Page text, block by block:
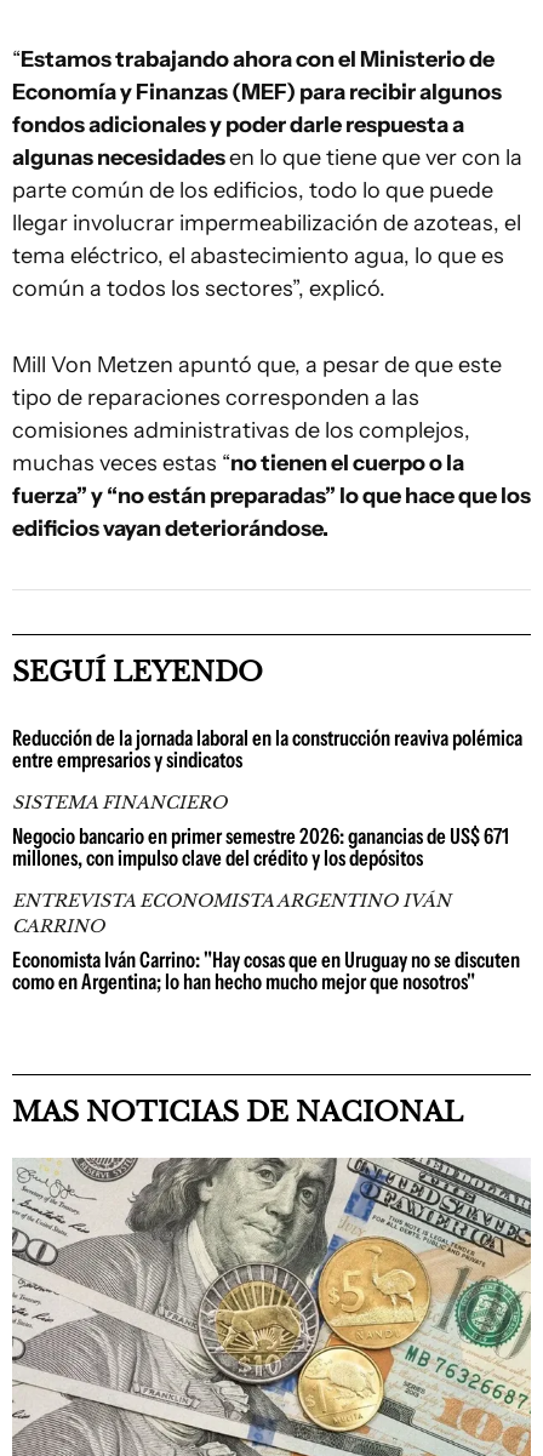
“Estamos trabajando ahora con el Ministerio de
Economía y Finanzas (MEF) para recibir algunos
fondos adicionales y poder darle respuesta a
algunas necesidadesen lo que tiene que ver con la
parte común de los edificios, todo lo que puede
llegar involucrar impermeabilización de azoteas, el
tema eléctrico, el abastecimiento agua, lo que es
común a todos los sectores”, explicó.
Mill Von Metzen apuntó que, a pesar de que este
tipo de reparaciones corresponden a las
comisiones administrativas de los complejos,
muchas veces estas “no tienen el cuerpo o la
fuerza” y “no están preparadas” lo que hace que los
edificios vayan deteriorándose.
SEGUÍ LEYENDO
Reducción de la jornada laboral en la construcción reaviva polémica
entre empresarios y sindicatos
SISTEMA FINANCIERO
Negocio bancario en primer semestre 2026: ganancias de US$ 671
millones, con impulso clave del crédito y los depósitos
ENTREVISTA ECONOMISTA ARGENTINO IVÁN
CARRINO
Economista Iván Carrino: "Hay cosas que en Uruguay no se discuten
como en Argentina; lo han hecho mucho mejor que nosotros"
MAS NOTICIAS DE NACIONAL